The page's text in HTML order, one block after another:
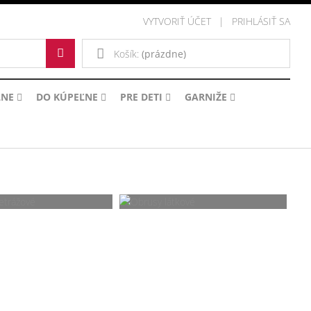
VYTVORIŤ ÚČET PRIHLÁSIŤ SA
Košík: (prázdne)
DO KÚPEĽNE PRE DETI GARNIŽE
látkové